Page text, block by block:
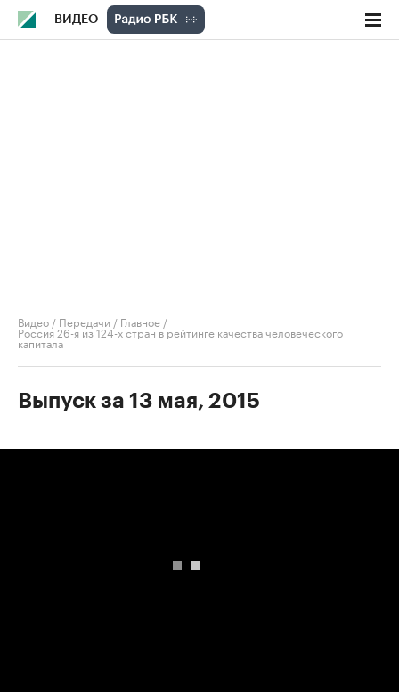
ВИДЕО
Видео / Передачи / Главное /
Россия 26-я из 124-х стран в рейтинге качества человеческого
капитала
Выпуск за 13 мая, 2015